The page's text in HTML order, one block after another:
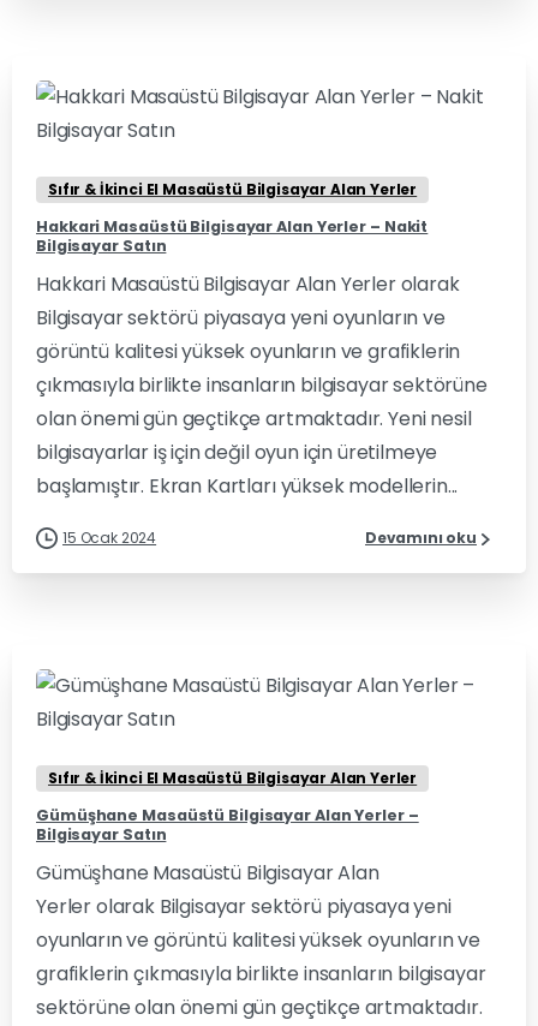
0 0
Sıfır & İkinci El Masaüstü Bilgisayar Alan Yerler
Hakkari Masaüstü Bilgisayar Alan Yerler – Nakit
Bilgisayar Satın
Hakkari Masaüstü Bilgisayar Alan Yerler olarak
Bilgisayar sektörü piyasaya yeni oyunların ve
görüntü kalitesi yüksek oyunların ve grafiklerin
çıkmasıyla birlikte insanların bilgisayar sektörüne
olan önemi gün geçtikçe artmaktadır. Yeni nesil
bilgisayarlar iş için değil oyun için üretilmeye
başlamıştır. Ekran Kartları yüksek modellerin...
15 Ocak 2024 Devamını oku
0 0
Sıfır & İkinci El Masaüstü Bilgisayar Alan Yerler
Gümüşhane Masaüstü Bilgisayar Alan Yerler –
Bilgisayar Satın
Gümüşhane Masaüstü Bilgisayar Alan
Yerler olarak Bilgisayar sektörü piyasaya yeni
oyunların ve görüntü kalitesi yüksek oyunların ve
grafiklerin çıkmasıyla birlikte insanların bilgisayar
sektörüne olan önemi gün geçtikçe artmaktadır.